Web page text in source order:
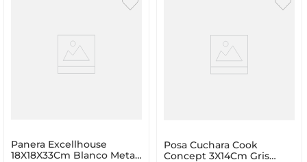
Panera Excellhouse
18X18X33Cm Blanco Metal
Posa Cuchara Cook
Concept 3X14Cm Gris